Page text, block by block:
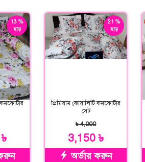
13 %
ছাড়
21 %
ছাড়
প্রিমিয়াম কোয়ালিটি কমফোর্টার
সেট
৳ 4,000
3,150 ৳
অর্ডার করুন